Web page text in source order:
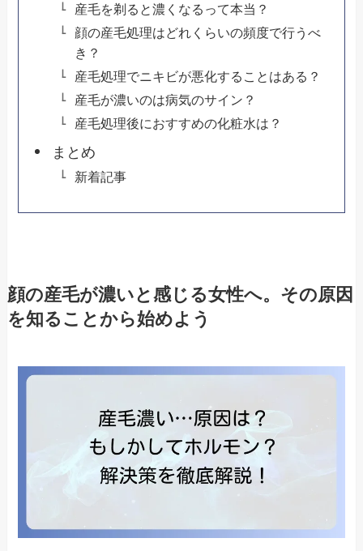
産毛を剃ると濃くなるって本当？
顔の産毛処理はどれくらいの頻度で行うべ
き？
産毛処理でニキビが悪化することはある？
産毛が濃いのは病気のサイン？
産毛処理後におすすめの化粧水は？
まとめ
新着記事
顔の産毛が濃いと感じる女性へ。その原因
を知ることから始めよう